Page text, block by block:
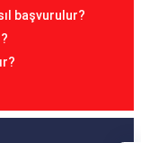
başvurulur?